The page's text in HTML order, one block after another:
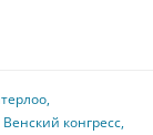
,
Венский конгресс,